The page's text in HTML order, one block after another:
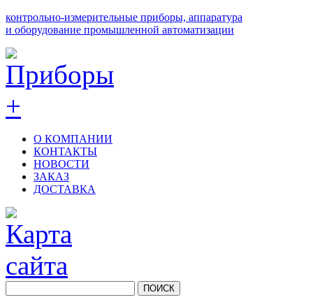
контрольно-измерительные приборы, аппаратура
и оборудование промышленной автоматизации
О КОМПАНИИ
КОНТАКТЫ
НОВОСТИ
ЗАКАЗ
ДОСТАВКА